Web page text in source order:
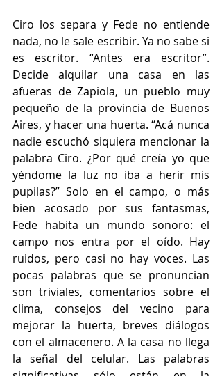
Ciro los separa y Fede no entiende
nada, no le sale escribir. Ya no sabe si
es escritor. “Antes era escritor”.
Decide alquilar una casa en las
afueras de Zapiola, un pueblo muy
pequeño de la provincia de Buenos
Aires, y hacer una huerta. “Acá nunca
nadie escuchó siquiera mencionar la
palabra Ciro. ¿Por qué creía yo que
yéndome la luz no iba a herir mis
pupilas?” Solo en el campo, o más
bien acosado por sus fantasmas,
Fede habita un mundo sonoro: el
campo nos entra por el oído. Hay
ruidos, pero casi no hay voces. Las
pocas palabras que se pronuncian
son triviales, comentarios sobre el
clima, consejos del vecino para
mejorar la huerta, breves diálogos
con el almacenero. A la casa no llega
la señal del celular. Las palabras